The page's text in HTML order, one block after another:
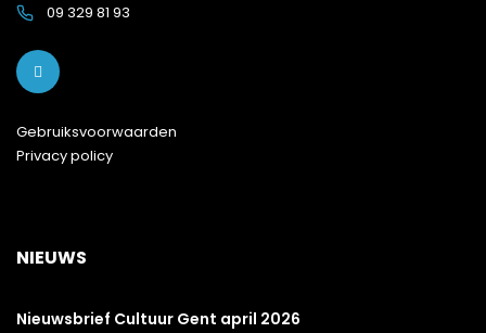
09 329 81 93
Gebruiksvoorwaarden
Privacy policy
NIEUWS
Nieuwsbrief Cultuur Gent april 2026